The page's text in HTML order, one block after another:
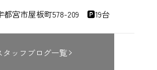
都宮市屋板町578-209 🅿19台
タッフブログ一覧